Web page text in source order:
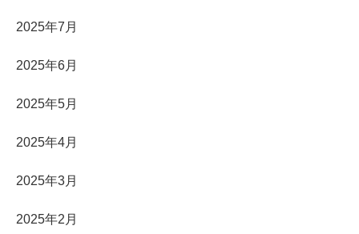
2025年7月
2025年6月
2025年5月
2025年4月
2025年3月
2025年2月